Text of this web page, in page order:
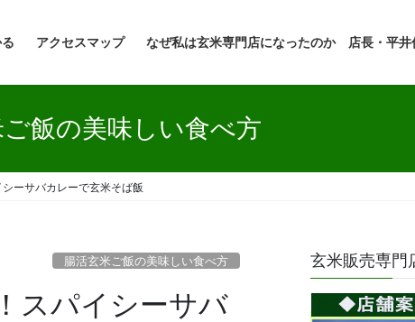
アクセスマップ なぜ私は玄米専門店になったのか 店長・平井
飯の美味しい食べ方
ーサバカレーで玄米そば飯
腸活玄米ご飯の美味しい食べ方
スパイシーサバ
玄米販売専門